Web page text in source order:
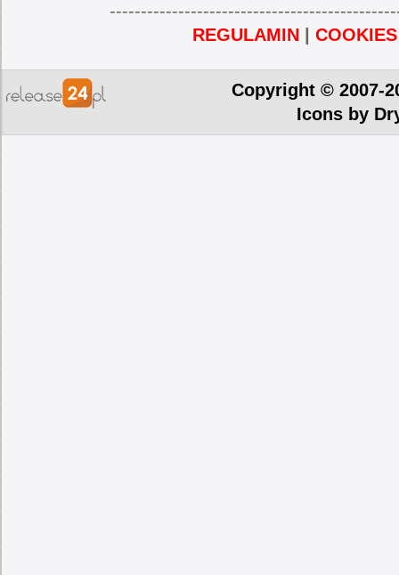
REGULAMIN
COOKIES
Copyright © 2007-
Icons by